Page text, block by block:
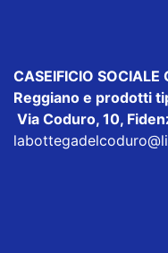
CASEIFICIO SOCIALE
Reggiano e prodotti
Via Coduro, 10,